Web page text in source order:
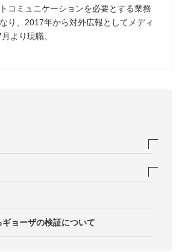
コミュニケーションを必要とする業務
り、2017年から対外広報としてメディ
より現職。
が拡大
識
り伝える
ョーザの検証について